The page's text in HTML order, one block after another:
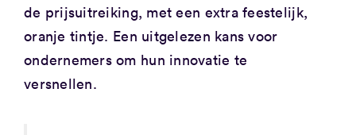
de prijsuitreiking, met een extra feestelijk,
oranje tintje. Een uitgelezen kans voor
ondernemers om hun innovatie te
versnellen.